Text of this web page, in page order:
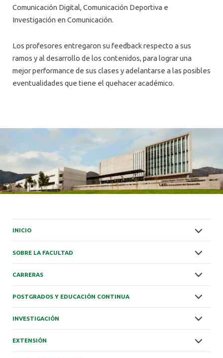
Comunicación Digital, Comunicación Deportiva e
Investigación en Comunicación.
Los profesores entregaron su feedback respecto a sus
ramos y al desarrollo de los contenidos, para lograr una
mejor performance de sus clases y adelantarse a las posibles
eventualidades que tiene el quehacer académico.
INICIO
SOBRE LA FACULTAD
CARRERAS
POSTGRADOS Y EDUCACIÓN CONTINUA
INVESTIGACIÓN
EXTENSIÓN